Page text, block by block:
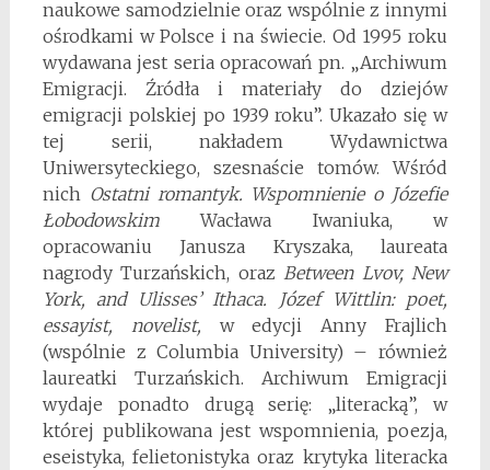
naukowe samodzielnie oraz wspól­nie z innymi
ośrodkami w Polsce i na świecie. Od 1995 roku
wydawana jest seria opracowań pn. „Archiwum
Emigracji. Źródła i ma­teriały do dziejów
emigracji polskiej po 1939 roku”. Ukazało się w
tej serii, nakładem Wydawnictwa
Uniwersyteckiego, szesnaście tomów. Wśród
nich Ostatni romantyk. Wspomnienie o Józefie
ŁobodowskimWacława Iwaniuka, w
opracowaniu Janusza Kryszaka, laureata
nagrody Turzańskich, oraz Between Lvov, New
York, and Ulisses’ Ithaca. Józef Wittlin: poet,
essayist, novelist, w edycji Anny Frajlich
(wspólnie z Columbia University) – również
laureatki Turzańskich. Archiwum Emigracji
wydaje ponadto drugą serię: „literacką”, w
której publiko­wana jest wspomnienia, poezja,
eseistyka, felietonistyka oraz krytyka literacka